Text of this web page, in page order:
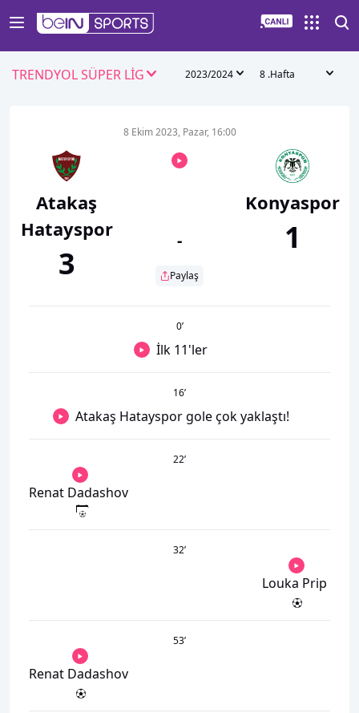
TRENDYOL SÜPER LİG 2023/2024 8 .Hafta
Atakaş
Hatayspor
3
8 Ekim 2023, Pazar, 16:00
-
Paylaş
Konyaspor
1
0’
İlk 11'ler
16’
Atakaş Hatayspor gole çok yaklaştı!
22’
Renat Dadashov
32’
Louka Prip
53’
Renat Dadashov